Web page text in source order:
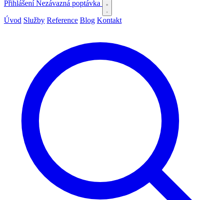
PřihlášeníNezávazná poptávka
Úvod Služby Reference Blog Kontakt